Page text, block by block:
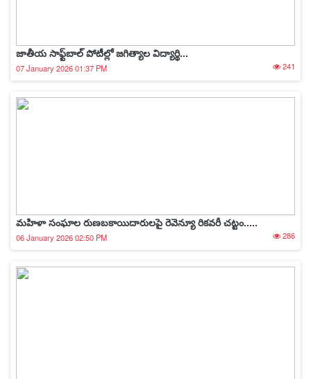
జాతీయ సాఫ్ట్‌బాల్ పోటీల్లో జగిత్యాల విద్యార్థి...
07 January 2026 01:37 PM 241
మహిళా సంఘాల రుణబకాయిదారులపై రెవెన్యూ రికవరీ చట్టం.....
06 January 2026 02:50 PM 286